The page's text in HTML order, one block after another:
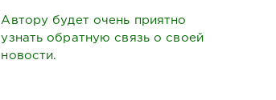
Автору будет очень приятно
узнать обратную связь о своей
новости.